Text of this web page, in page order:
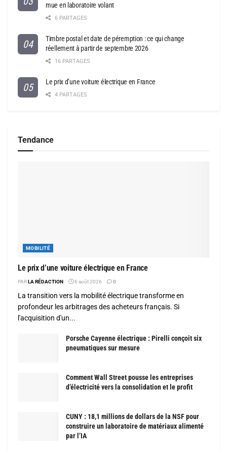
mue en laboratoire volant
6 PARTAGES
Timbre postal et date de péremption : ce qui change
réellement à partir de septembre 2026
16 PARTAGES
Le prix d’une voiture électrique en France
4 PARTAGES
Tendance
MOBILITÉ
Le prix d’une voiture électrique en France
PARLA RÉDACTION 6 août 2026 0
La transition vers la mobilité électrique transforme en
profondeur les arbitrages des acheteurs français. Si
l'acquisition d'un...
Porsche Cayenne électrique : Pirelli conçoit six
pneumatiques sur mesure
Comment Wall Street pousse les entreprises
d’électricité vers la consolidation et le profit
CUNY : 18,1 millions de dollars de la NSF pour
construire un laboratoire de matériaux alimenté
par l’IA